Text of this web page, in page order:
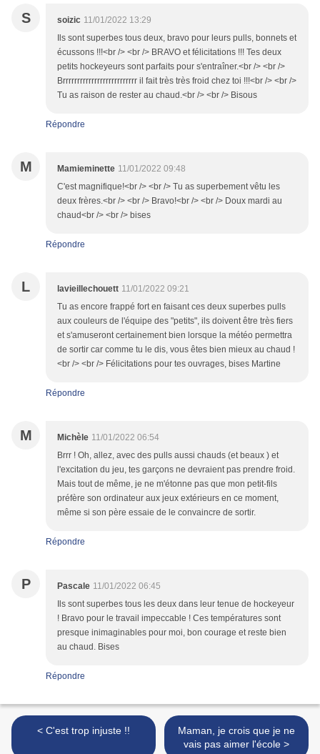
S soizic 11/01/2022 13:29
Ils sont superbes tous deux, bravo pour leurs pulls, bonnets et
écussons !!!<br /> <br /> BRAVO et félicitations !!! Tes deux
petits hockeyeurs sont parfaits pour s'entraîner.<br /> <br />
Brrrrrrrrrrrrrrrrrrrrrrrrrr il fait très très froid chez toi !!!<br /> <br />
Tu as raison de rester au chaud.<br /> <br /> Bisous
Répondre
M Mamieminette 11/01/2022 09:48
C'est magnifique!<br /> <br /> Tu as superbement vêtu les
deux frères.<br /> <br /> Bravo!<br /> <br /> Doux mardi au
chaud<br /> <br /> bises
Répondre
L lavieillechouett 11/01/2022 09:21
Tu as encore frappé fort en faisant ces deux superbes pulls
aux couleurs de l'équipe des "petits", ils doivent être très fiers
et s'amuseront certainement bien lorsque la météo permettra
de sortir car comme tu le dis, vous êtes bien mieux au chaud !
<br /> <br /> Félicitations pour tes ouvrages, bises Martine
Répondre
M Michèle 11/01/2022 06:54
Brrr ! Oh, allez, avec des pulls aussi chauds (et beaux ) et
l'excitation du jeu, tes garçons ne devraient pas prendre froid.
Mais tout de même, je ne m'étonne pas que mon petit-fils
préfère son ordinateur aux jeux extérieurs en ce moment,
même si son père essaie de le convaincre de sortir.
Répondre
P Pascale 11/01/2022 06:45
Ils sont superbes tous les deux dans leur tenue de hockeyeur
! Bravo pour le travail impeccable ! Ces températures sont
presque inimaginables pour moi, bon courage et reste bien
au chaud. Bises
Répondre
< C'est trop injuste !!
Maman, je crois que je ne
vais pas aimer l'école >